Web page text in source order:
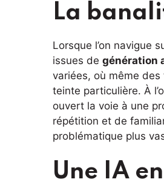
La
Lorsque l’on navigue
issues de génération
variées, où même
teinte particulière. À
ouvert la voie à une
répétition et de
problématique plus
Une IA